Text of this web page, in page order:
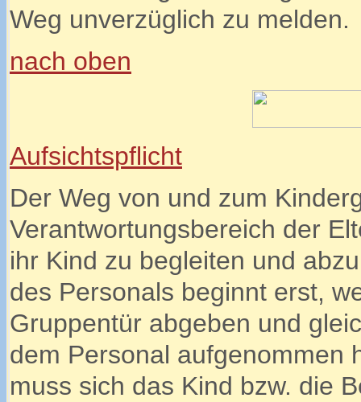
Weg unverzüglich zu melden.
nach oben
Aufsichtspflicht
Der Weg von und zum
Verantwortungsbereich der
ihr Kind zu begleiten und
des Personals beginnt erst,
Gruppentür abgeben und
dem Personal aufgenommen
muss sich das Kind bzw. die